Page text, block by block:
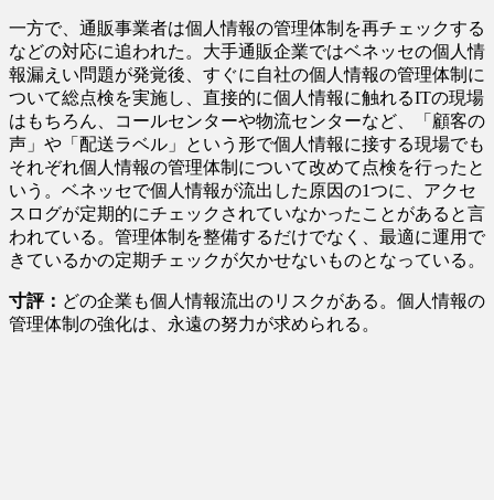
一方で、通販事業者は個人情報の管理体制を再チェックする
などの対応に追われた。大手通販企業ではベネッセの個人情
報漏えい問題が発覚後、すぐに自社の個人情報の管理体制に
ついて総点検を実施し、直接的に個人情報に触れるITの現場
はもちろん、コールセンターや物流センターなど、「顧客の
声」や「配送ラベル」という形で個人情報に接する現場でも
それぞれ個人情報の管理体制について改めて点検を行ったと
いう。ベネッセで個人情報が流出した原因の1つに、アクセ
スログが定期的にチェックされていなかったことがあると言
われている。管理体制を整備するだけでなく、最適に運用で
きているかの定期チェックが欠かせないものとなっている。
寸評： どの企業も個人情報流出のリスクがある。個人情報の
管理体制の強化は、永遠の努力が求められる。